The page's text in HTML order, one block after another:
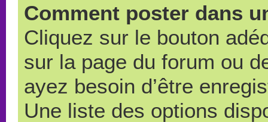
Comment poster dans
Cliquez sur le bouton
sur la page du forum ou
ayez besoin d’être
Une liste des options